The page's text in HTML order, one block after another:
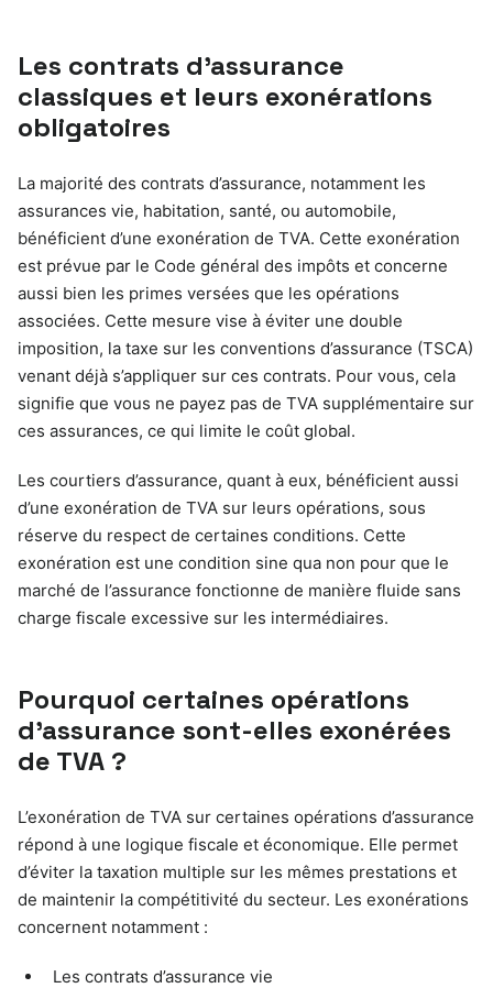
Les contrats d’assurance
classiques et leurs exonérations
obligatoires
La majorité des contrats d’assurance, notamment les
assurances vie, habitation, santé, ou automobile,
bénéficient d’une exonération de TVA. Cette exonération
est prévue par le Code général des impôts et concerne
aussi bien les primes versées que les opérations
associées. Cette mesure vise à éviter une double
imposition, la taxe sur les conventions d’assurance (TSCA)
venant déjà s’appliquer sur ces contrats. Pour vous, cela
signifie que vous ne payez pas de TVA supplémentaire sur
ces assurances, ce qui limite le coût global.
Les courtiers d’assurance, quant à eux, bénéficient aussi
d’une exonération de TVA sur leurs opérations, sous
réserve du respect de certaines conditions. Cette
exonération est une condition sine qua non pour que le
marché de l’assurance fonctionne de manière fluide sans
charge fiscale excessive sur les intermédiaires.
Pourquoi certaines opérations
d’assurance sont-elles exonérées
de TVA ?
L’exonération de TVA sur certaines opérations d’assurance
répond à une logique fiscale et économique. Elle permet
d’éviter la taxation multiple sur les mêmes prestations et
de maintenir la compétitivité du secteur. Les exonérations
concernent notamment :
Les contrats d’assurance vie